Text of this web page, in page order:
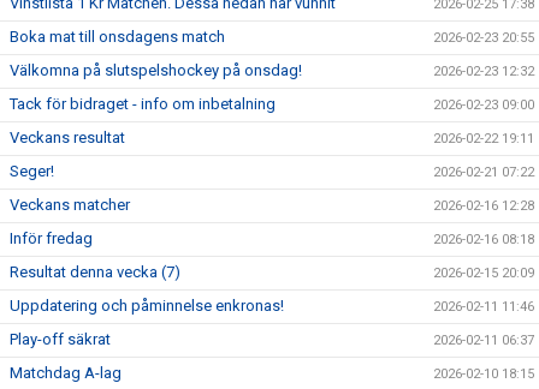
2026-02-25 17:38
Boka mat till onsdagens match 2026-02-23 20:55
Välkomna på slutspelshockey på onsdag! 2026-02-23 12:32
Tack för bidraget - info om inbetalning 2026-02-23 09:00
Veckans resultat 2026-02-22 19:11
Seger! 2026-02-21 07:22
Veckans matcher 2026-02-16 12:28
Inför fredag 2026-02-16 08:18
Resultat denna vecka (7) 2026-02-15 20:09
Uppdatering och påminnelse enkronas! 2026-02-11 11:46
Play-off säkrat 2026-02-11 06:37
Matchdag A-lag 2026-02-10 18:15